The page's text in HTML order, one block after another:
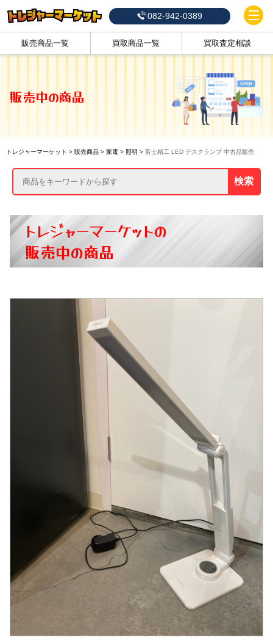
082-942-0389
販売商品一覧 買取商品一覧 買取査定相談
販売中の商品
トレジャーマーケット > 販売商品> 家電> 照明 > 富士精工 LED デスクランプ 中古品販売
検索
トレジャーマーケットの
販売中の商品